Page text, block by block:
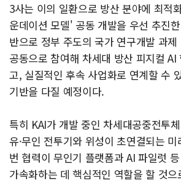
3사는 이의 일환으로 방산 분야에 최적
운데이션 모델' 공동 개발을 우선 추진
반으로 정부 주도의 국가 연구개발 과
공동으로 참여해 차세대 방산 피지컬
고, 실질적인 후속 사업화로 연계할 수
기반을 다질 예정이다.
특히 KAI가 개발 중인 차세대공중전투
유·무인 전투기와 위성이 초연결되는
번 협력이 무인기 플랫폼과 AI 파일럿
가속화하는 데 핵심적인 역할을 할 것